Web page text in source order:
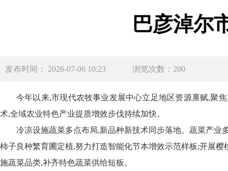
巴彦淖尔
发布时间： 2026-07-06 10:23 浏览次数：200
今年以来,市现代农牧事业发展中心立足地区资源禀赋,聚
术,全域农业特色产业提质增效步伐持续加快。
冷凉设施蔬菜多点布局,新品种新技术同步落地。蔬菜产
柿子良种繁育圃定植,努力打造智能化节本增效示范样板;开展
施蔬菜品类,补齐特色蔬菜供给短板。